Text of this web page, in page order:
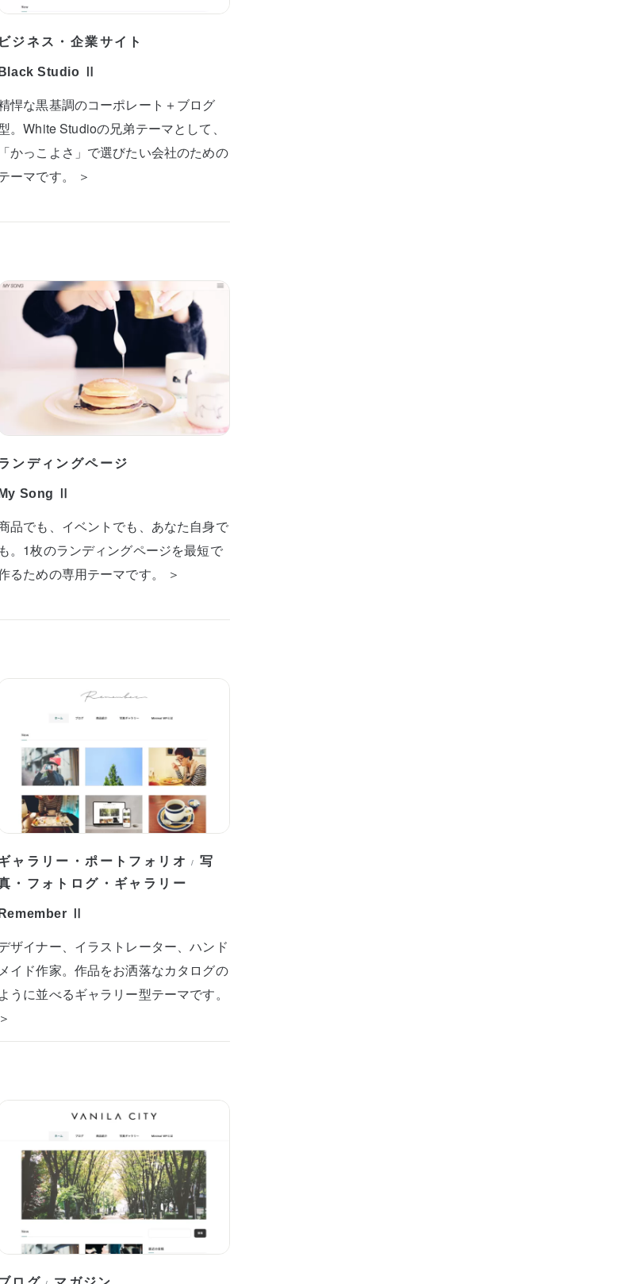
ビジネス・企業サイト
Black Studio Ⅱ
悍な黒基調のコーポレート＋ブログ
。White Studioの兄弟テーマとして、
「かっこよさ」で選びたい会社のための
ーマです。 ＞
ンディングページ
My Song Ⅱ
品でも、イベントでも、あなた自身で
も。1枚のランディングページを最短で
るための専用テーマです。 ＞
ャラリー・ポートフォリオ /写
・フォトログ・ギャラリー
Remember Ⅱ
ザイナー、イラストレーター、ハンド
メイド作家。作品をお洒落なカタログの
ように並べるギャラリー型テーマです。
＞